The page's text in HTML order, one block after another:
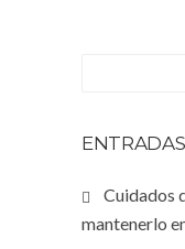
Cuidados
mantenerlo